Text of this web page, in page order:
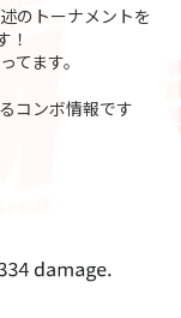
のトーナメントを
！
ます。
コンボ情報です